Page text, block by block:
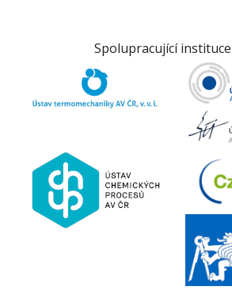
Spolupracující instituce